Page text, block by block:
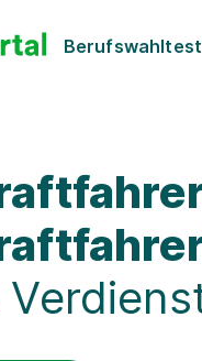
Berufswahltest